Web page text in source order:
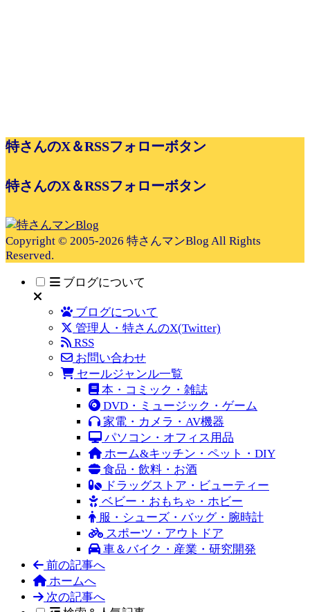
特さんのX＆RSSフォローボタン
特さんのX＆RSSフォローボタン
Copyright © 2005-2026 特さんマンBlog All Rights
Reserved.
ブログについて
ブログについて
管理人・特さんのX(Twitter)
RSS
お問い合わせ
セールジャンル一覧
本・コミック・雑誌
DVD・ミュージック・ゲーム
家電・カメラ・AV機器
パソコン・オフィス用品
ホーム&キッチン・ペット・DIY
食品・飲料・お酒
ドラッグストア・ビューティー
ベビー・おもちゃ・ホビー
服・シューズ・バッグ・腕時計
スポーツ・アウトドア
車＆バイク・産業・研究開発
前の記事へ
ホームへ
次の記事へ